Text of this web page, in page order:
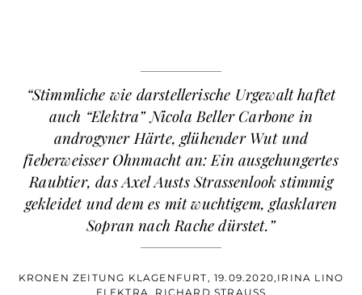
“Stimmliche wie darstellerische Urgewalt haftet
auch “Elektra” Nicola Beller Carbone in
androgyner Härte, glühender Wut und
fieberweisser Ohnmacht an: Ein ausgehungertes
Raubtier, das Axel Austs Strassenlook stimmig
gekleidet und dem es mit wuchtigem, glasklaren
Sopran nach Rache dürstet.”
KRONEN ZEITUNG KLAGENFURT, 19.09.2020,IRINA LINO
ELEKTRA, RICHARD STRAUSS